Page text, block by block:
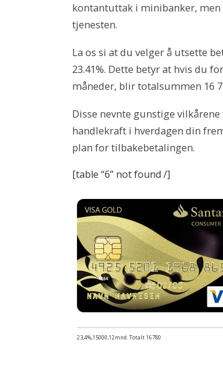
kontantuttak i minibanker, men
tjenesten.
La os si at du velger å utsette
23.41%. Dette betyr at hvis du
måneder, blir totalsummen 16
Disse nevnte gunstige
handlekraft i hverdagen din
plan for tilbakebetalingen.
[table “6” not found /]
23,4%,15000,12mnd. Totalt 16780